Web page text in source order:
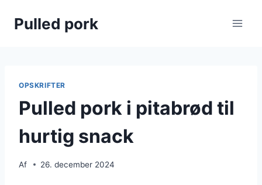
Pulled pork
OPSKRIFTER
Pulled pork i pitabrød til
hurtig snack
Af 26. december 2024